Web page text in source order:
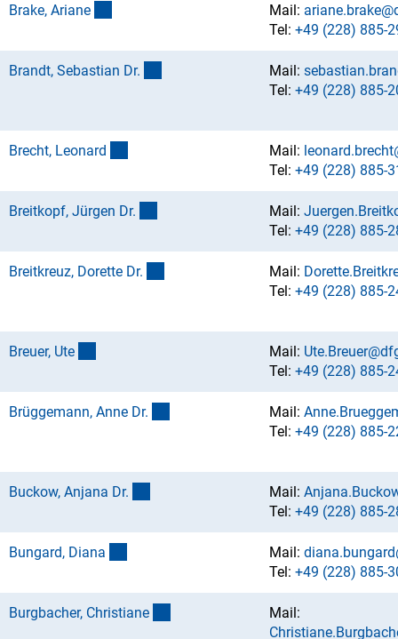
Brake, Ariane Mail:
Tel:+49 (228) 885-
Brandt, Sebastian Dr. Mail:
Tel:+49 (228) 885-
Brecht, Leonard Mail:
Tel:+49 (228) 885-
Breitkopf, Jürgen Dr. Mail:
Tel:+49 (228) 885-
Breitkreuz, Dorette Dr. Mail:
Tel:+49 (228) 885-
Breuer, Ute Mail:
Tel:+49 (228) 885-
Brüggemann, Anne Dr. Mail:
Tel:+49 (228) 885-
Buckow, Anjana Dr. Mail:
Tel:+49 (228) 885-
Bungard, Diana Mail:
Tel:+49 (228) 885-
Burgbacher, Christiane
Mail: